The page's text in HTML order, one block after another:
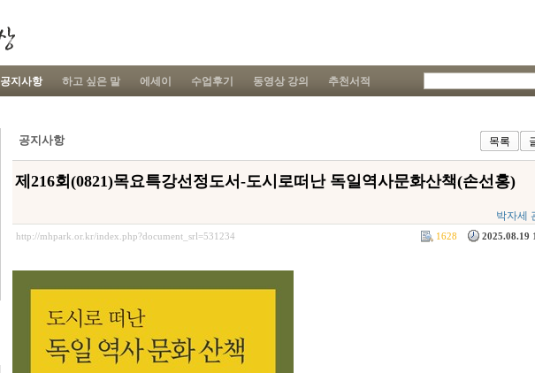
공지사항 하고 싶은 말 에세이 수업후기 동영상 강의 추천서적
공지사항 목록
제216회(0821)목요특강선정도서-도시로떠난 독일역사문화산책(손선홍)
박자세
http://mhpark.or.kr/index.php?document_srl=531234 2025.08.19
1628